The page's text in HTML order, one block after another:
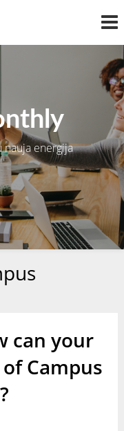
nauja energija
can your
Campus